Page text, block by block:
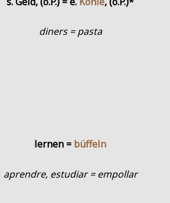
diners = pasta
lernen = büffeln
aprendre, estudiar = empollar